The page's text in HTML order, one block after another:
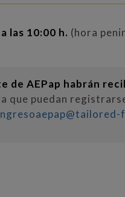
las 10:00 h. (hora
de AEPap habrán
que puedan